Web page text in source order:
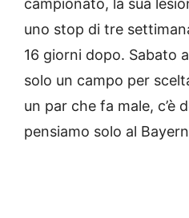
campionato, la sua
uno stop di tre
16 giorni dopo. Sabato
solo un campo per
un par che fa male, c’è
pensiamo solo al